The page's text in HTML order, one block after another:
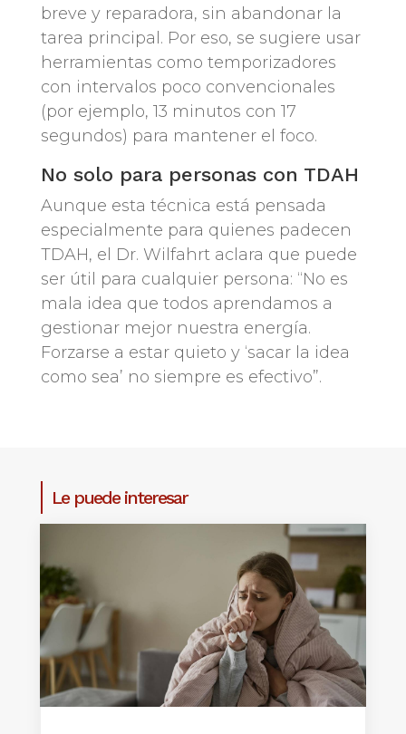
breve y reparadora, sin abandonar la
tarea principal. Por eso, se sugiere usar
herramientas como temporizadores
con intervalos poco convencionales
(por ejemplo, 13 minutos con 17
segundos) para mantener el foco.
No solo para personas con TDAH
Aunque esta técnica está pensada
especialmente para quienes padecen
TDAH, el Dr. Wilfahrt aclara que puede
ser útil para cualquier persona: “No es
mala idea que todos aprendamos a
gestionar mejor nuestra energía.
Forzarse a estar quieto y ‘sacar la idea
como sea’ no siempre es efectivo”.
Le puede interesar